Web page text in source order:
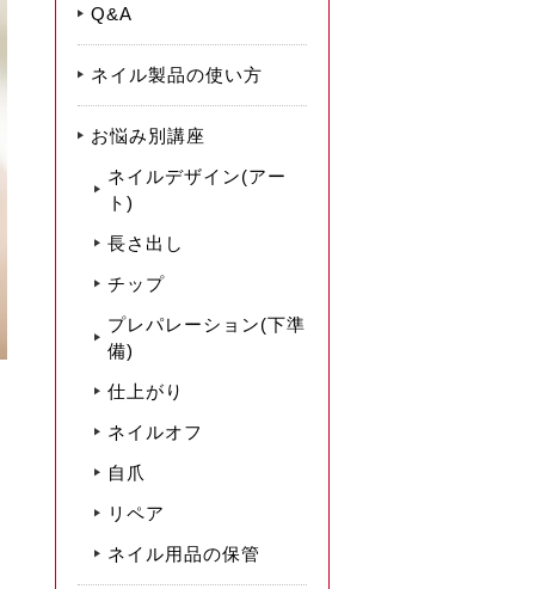
Q&A
ネイル製品の使い方
お悩み別講座
ネイルデザイン(アー
ト)
長さ出し
チップ
プレパレーション(下準
備)
仕上がり
ネイルオフ
自爪
リペア
ネイル用品の保管